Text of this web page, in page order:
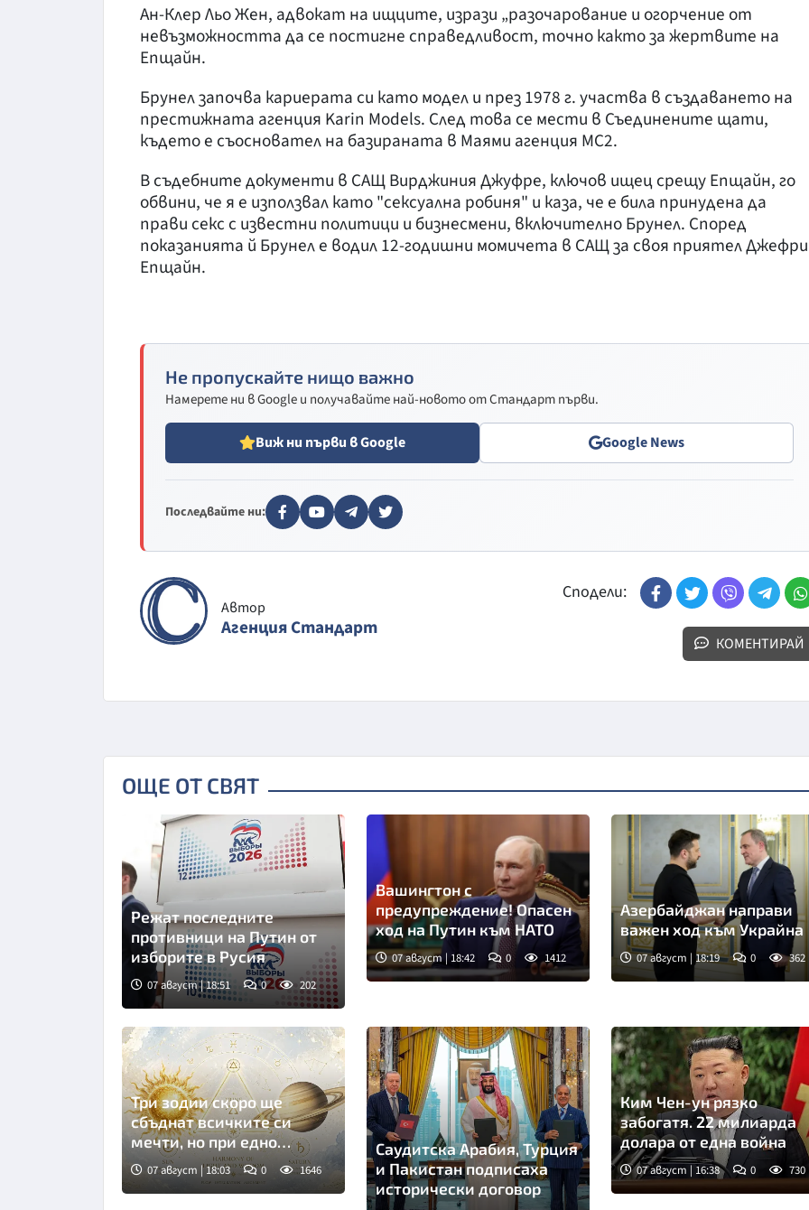
Ан-Клер Льо Жен, адвокат на ищците, изрази „разочарование и огорчение от
невъзможността да се постигне справедливост, точно както за жертвите на
Епщайн.
Брунел започва кариерата си като модел и през 1978 г. участва в създаването на
престижната агенция Karin Models. След това се мести в Съединените щати,
където е съосновател на базираната в Маями агенция MC2.
В съдебните документи в САЩ Вирджиния Джуфре, ключов ищец срещу Епщайн, го
обвини, че я е използвал като "сексуална робиня" и каза, че е била принудена да
прави секс с известни политици и бизнесмени, включително Брунел. Според
показанията й Брунел е водил 12-годишни момичета в САЩ за своя приятел Джефри
Епщайн.
Не пропускайте нищо важно
Намерете ни в Google и получавайте най-новото от Стандарт първи.
Виж ни първи в Google Google News
Последвайте ни:
Автор
Агенция Стандарт
Сподели:
КОМЕНТИРАЙ
ОЩЕ ОТ СВЯТ
Снимка: ТАСС
Режат последните
противници на Путин от
изборите в Русия
07 август | 18:51 0 202
Вашингтон с
предупреждение! Опасен
ход на Путин към НАТО
07 август | 18:42 0 1412
Азербайджан направи
важен ход към Украйна
07 август | 18:19 0 362
Три зодии скоро ще
сбъднат всичките си
мечти, но при едно
условие
07 август | 18:03 0 1646
Саудитска Арабия, Турция
и Пакистан подписаха
исторически договор
Ким Чен-ун рязко
забогатя. 22 милиарда
долара от една война
07 август | 16:38 0 730